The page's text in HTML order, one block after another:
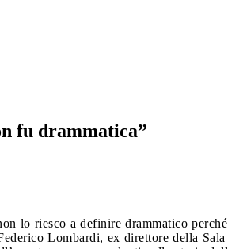
fu drammatica”
lo riesco a definire drammatico
Lombardi, ex direttore della Sala